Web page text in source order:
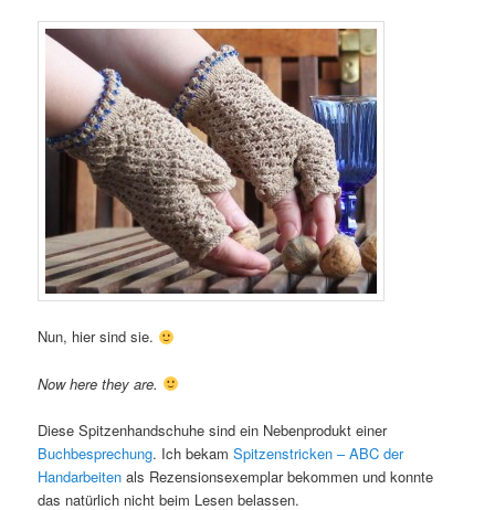
Nun, hier sind sie.
Now here they are.
Diese Spitzenhandschuhe sind ein Nebenprodukt einer
Buchbesprechung. Ich bekamSpitzenstricken – ABC der
Handarbeiten als Rezensionsexemplar bekommen und konnte
das natürlich nicht beim Lesen belassen.